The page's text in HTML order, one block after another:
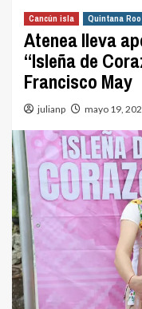
Cancún isla Quintana Roo
Atenea lleva
“Isleña de
Francisco May
julianp mayo 19,